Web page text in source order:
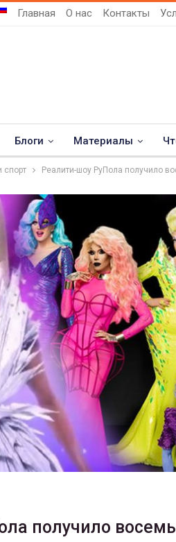
Главная О нас Контакты
Блоги Материалы
спорт Реалити-шоу РуПола получило
получило
трансгендеры
ГЕЙ-АЛЬЯНС УКРАИНА Июл 27, 2017